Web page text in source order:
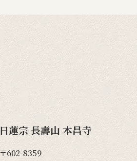
日蓮宗 長壽山 本昌寺
〒602-8359